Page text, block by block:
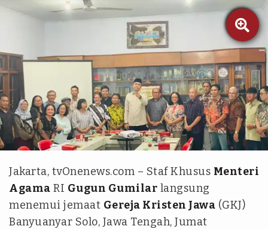

Istimewa
Jakarta, tvOnenews.com – Staf Khusus Menteri
Agama RI Gugun Gumilar langsung
menemui jemaat Gereja Kristen Jawa (GKJ)
Banyuanyar Solo, Jawa Tengah, Jumat